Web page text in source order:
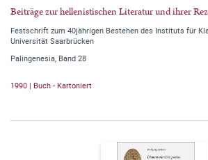
Beiträge zur hellenistischen Literatur und ihrer
Festschrift zum 40jährigen Bestehen des Instituts für
Universität Saarbrücken
Palingenesia, Band 28
1990 | Buch - Kartoniert